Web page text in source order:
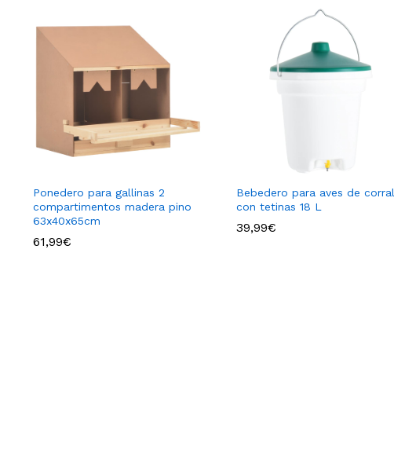
Ponedero para gallinas 2
compartimentos madera pino
63x40x65cm
61,99€
Bebedero para aves de corral
con tetinas 18 L
39,99€
39,99€